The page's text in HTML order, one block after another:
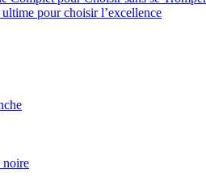
pour choisir l’excellence
noire